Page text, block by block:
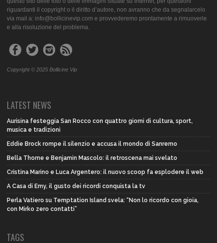
riguardanti il copyright o il diritto d’autore, non avranno che da segnalarcelo
via mail a: info@bollicinevip.com e provvederemo prontamente a rimuoverle
e alla risoluzione del problema.
Copyright © 2025 Bollicine Vip
LATEST NEWS
Aurisina festeggia San Rocco con quattro giorni di cultura, sport,
musica e tradizioni
Eddie Brock rompe il silenzio e accusa il mondo di Sanremo
Bella Thorne e Benjamin Mascolo: il retroscena mai svelato
Cristina Marino e Luca Argentero: il nuovo scoop fa esplodere il web
A Casa di Emy, il gusto dei ricordi conquista la tv
Perla Vatiero su Temptation Island svela: “Non lo ricordo con gioia,
con Mirko zero contatti”
TAGS